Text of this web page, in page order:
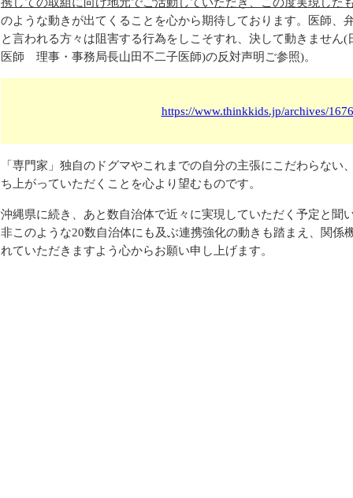
のような動きが出てくることを心から期待しております。医師、
と言われる方々は阻害する行為をしこそすれ、決して動きません
医師 理事・事務局長山田不二子医師)の反対声明ご参照)。
https://www.thinkkids.jp/archives/1676
「専門家」独自のドグマやこれまでの自分の主張にこだわらな
ち上がっていただくことを心より望むものです。
沖縄県に続き、あと数自治体で近々に実現していただく予定と聞
非このような20数自治体にも及ぶ連携強化の動きも踏まえ、関係
れていただきますよう心からお願い申し上げます。